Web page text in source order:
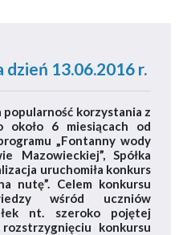
13.06.2016 r.
popularność korzystania z
około 6 miesiącach od
„Fontanny wody
Mazowieckiej”, Spółka
uruchomiła konkurs
nutę”. Celem konkursu
wśród uczniów
nt. szeroko pojętej
konkursu